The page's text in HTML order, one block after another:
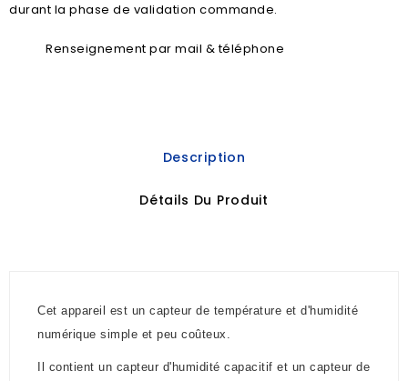
durant la phase de validation commande.
Renseignement par mail & téléphone
Description
Détails Du Produit
Cet appareil est un capteur de température et d'humidité
numérique simple et peu coûteux.
Il contient un capteur d'humidité capacitif et un capteur de